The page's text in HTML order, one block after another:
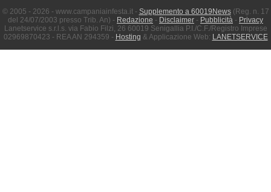
© 2005 - 2026 - www.campaniainfesta.it - Supplemento a 60019News(Reg. n. 17
del 24/07/2003 presso Trib. An) - Redazione - Disclaimer - Pubblicità - Privacy
Lanetservice s.r.l.s. via Fabio Filzi, 26 60019 Senigallia P.I./C.F./Registro Imprese
02969870423 - REA AN 294359 - Hosting & Applicazione Web: LANETSERVICE